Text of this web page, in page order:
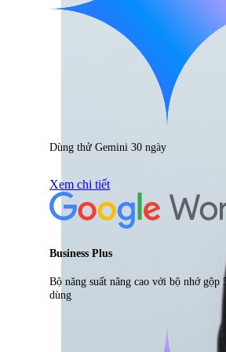
Dùng thử Gemini 30 ngày
Xem chi tiết
Business Plus
Bộ năng suất nâng cao với bộ nhớ gộp
dùng